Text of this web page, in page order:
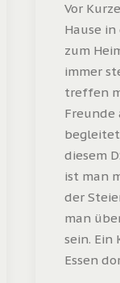
Vor
Hause
zum
immer
treffen
Freunde
diesem
ist man
der
man
sein. Ein
Essen